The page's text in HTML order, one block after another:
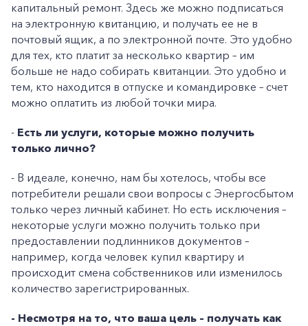
капитальный ремонт. Здесь же можно подписаться
на электронную квитанцию, и получать ее не в
почтовый ящик, а по электронной почте. Это удобно
для тех, кто платит за несколько квартир – им
больше не надо собирать квитанции. Это удобно и
тем, кто находится в отпуске и командировке – счет
можно оплатить из любой точки мира.
- Есть ли услуги, которые можно получить
только лично?
- В идеале, конечно, нам бы хотелось, чтобы все
потребители решали свои вопросы с Энергосбытом
только через личный кабинет. Но есть исключения –
некоторые услуги можно получить только при
предоставлении подлинников документов –
например, когда человек купил квартиру и
происходит смена собственников или изменилось
количество зарегистрированных.
- Несмотря на то, что ваша цель – получать как